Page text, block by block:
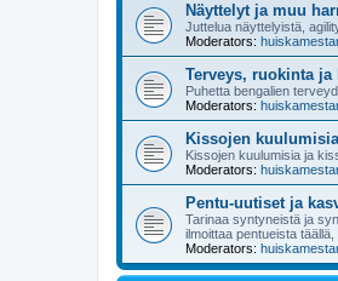
Näyttelyt ja muu
Juttelua näyttelyistä,
Moderators:
Terveys, ruokinta ja
Puhetta bengalien
Moderators:
Kissojen kuulumisia
Kissojen kuulumisia ja
Moderators:
Pentu-uutiset ja
Tarinaa syntyneistä ja
ilmoittaa pentueista
Moderators: